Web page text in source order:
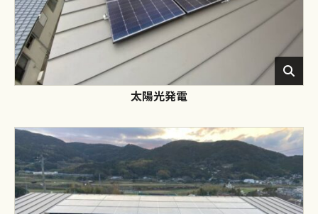
太陽光発電